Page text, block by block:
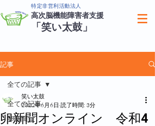
特定非営利活動法人
高次脳機能障害者支援
「笑い太鼓」
記事
全ての記事
卵新聞
全ての記事
卵新聞オンライン 令和4
笑い太鼓
2022年6月6日 読了時間: 3分